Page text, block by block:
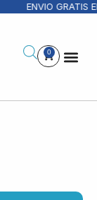
ENVIO GRATIS EN
0